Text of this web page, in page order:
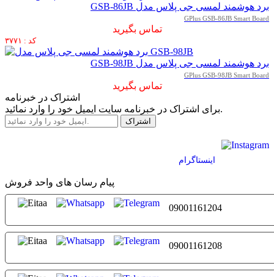
برد هوشمند لمسی جی پلاس مدل GSB-86JB
GPlus GSB-86JB Smart Board
تماس بگیرید
کد : ۳۷۷۱
برد هوشمند لمسی جی پلاس مدل GSB-98JB
GPlus GSB-98JB Smart Board
تماس بگیرید
اشتراک در خبرنامه
برای اشتراک در خبرنامه سایت ایمیل خود را وارد نمائید.
اينستاگرام
پیام رسان های واحد فروش
09001161204
09001161208